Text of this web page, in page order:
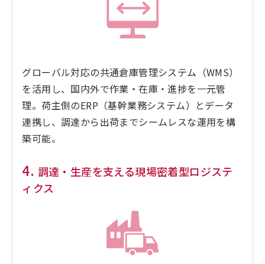
グローバル対応の共通倉庫管理システム（WMS）
を活用し、国内外で作業・在庫・進捗を一元管
理。荷主側のERP（基幹業務システム）とデータ
連携し、調達から出荷までシームレスな運用を構
築可能。
4. 調達・生産を支える現場密着型ロジステ
ィクス